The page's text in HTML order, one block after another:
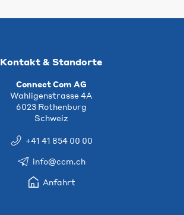
Kontakt & Standorte
Connect Com AG
Wahligenstrasse 4A
6023 Rothenburg
Schweiz
+41 41 854 00 00
info@ccm.ch
Anfahrt